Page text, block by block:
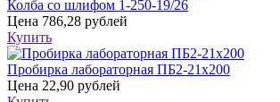
Колба со шлифом 1-250-19/26
Цена 786,28 рублей
Купить
Пробирка лабораторная ПБ2-21х200
Цена 22,90 рублей